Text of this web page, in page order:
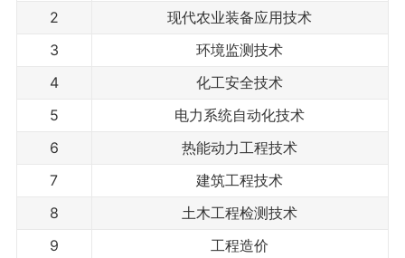
2
现代农业装备应用技术
3
环境监测技术
4
化工安全技术
5
电力系统自动化技术
6
热能动力工程技术
7
建筑工程技术
8
土木工程检测技术
9
工程造价